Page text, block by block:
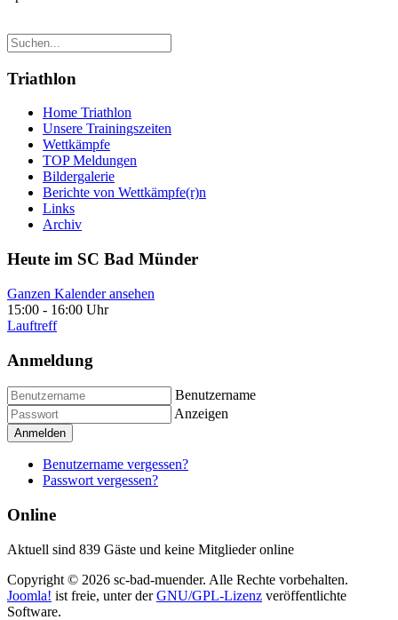
Triathlon
Home Triathlon
Unsere Trainingszeiten
Wettkämpfe
TOP Meldungen
Bildergalerie
Berichte von Wettkämpfe(r)n
Links
Archiv
Heute im SC Bad Münder
Ganzen Kalender ansehen
15:00 - 16:00 Uhr
Lauftreff
Anmeldung
Benutzername
Anzeigen
Anmelden
Benutzername vergessen?
Passwort vergessen?
Online
Aktuell sind 839 Gäste und keine Mitglieder online
Copyright © 2026 sc-bad-muender. Alle Rechte vorbehalten.
Joomla! ist freie, unter derGNU/GPL-Lizenz veröffentlichte
Software.